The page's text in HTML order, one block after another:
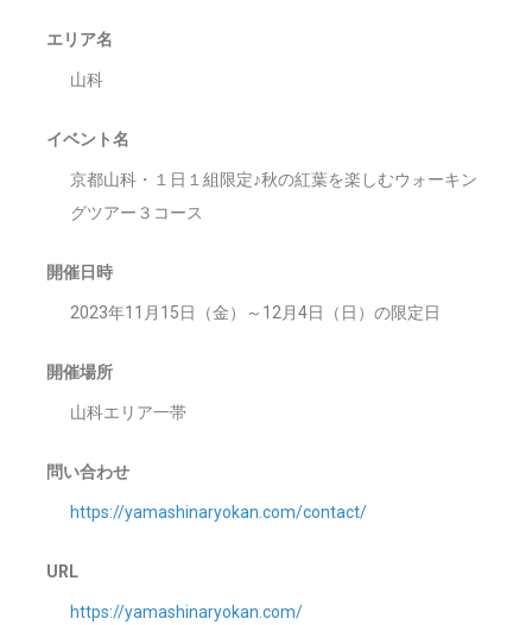
エリア名
山科
イベント名
京都山科・１日１組限定♪秋の紅葉を楽しむウォーキン
グツアー３コース
開催日時
2023年11月15日（金）～12月4日（日）の限定日
開催場所
山科エリア一帯
問い合わせ
https://yamashinaryokan.com/contact/
URL
https://yamashinaryokan.com/